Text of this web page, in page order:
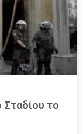
το